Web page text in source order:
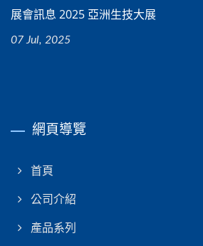
展會訊息 2025 亞洲生技大展
07 Jul, 2025
網頁導覽
首頁
公司介紹
產品系列